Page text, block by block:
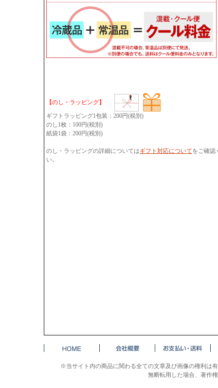
【のし・ラッピング】
ギフトラッピング1包装：200円(税別)
のし1枚：100円(税別)
紙袋1袋：200円(税別)
のし・ラッピングの詳細についてはギフト対応についてをご確認
い。
※当サイト内の商品に関わる全ての文章及び画像の権利は
無断転用した場合、著作